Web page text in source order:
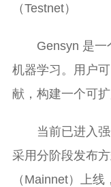
（Testnet）
Gensyn 是
机器学习。用户
献，构建一个可
当前已进入
采用分阶段发布
（Mainnet）上